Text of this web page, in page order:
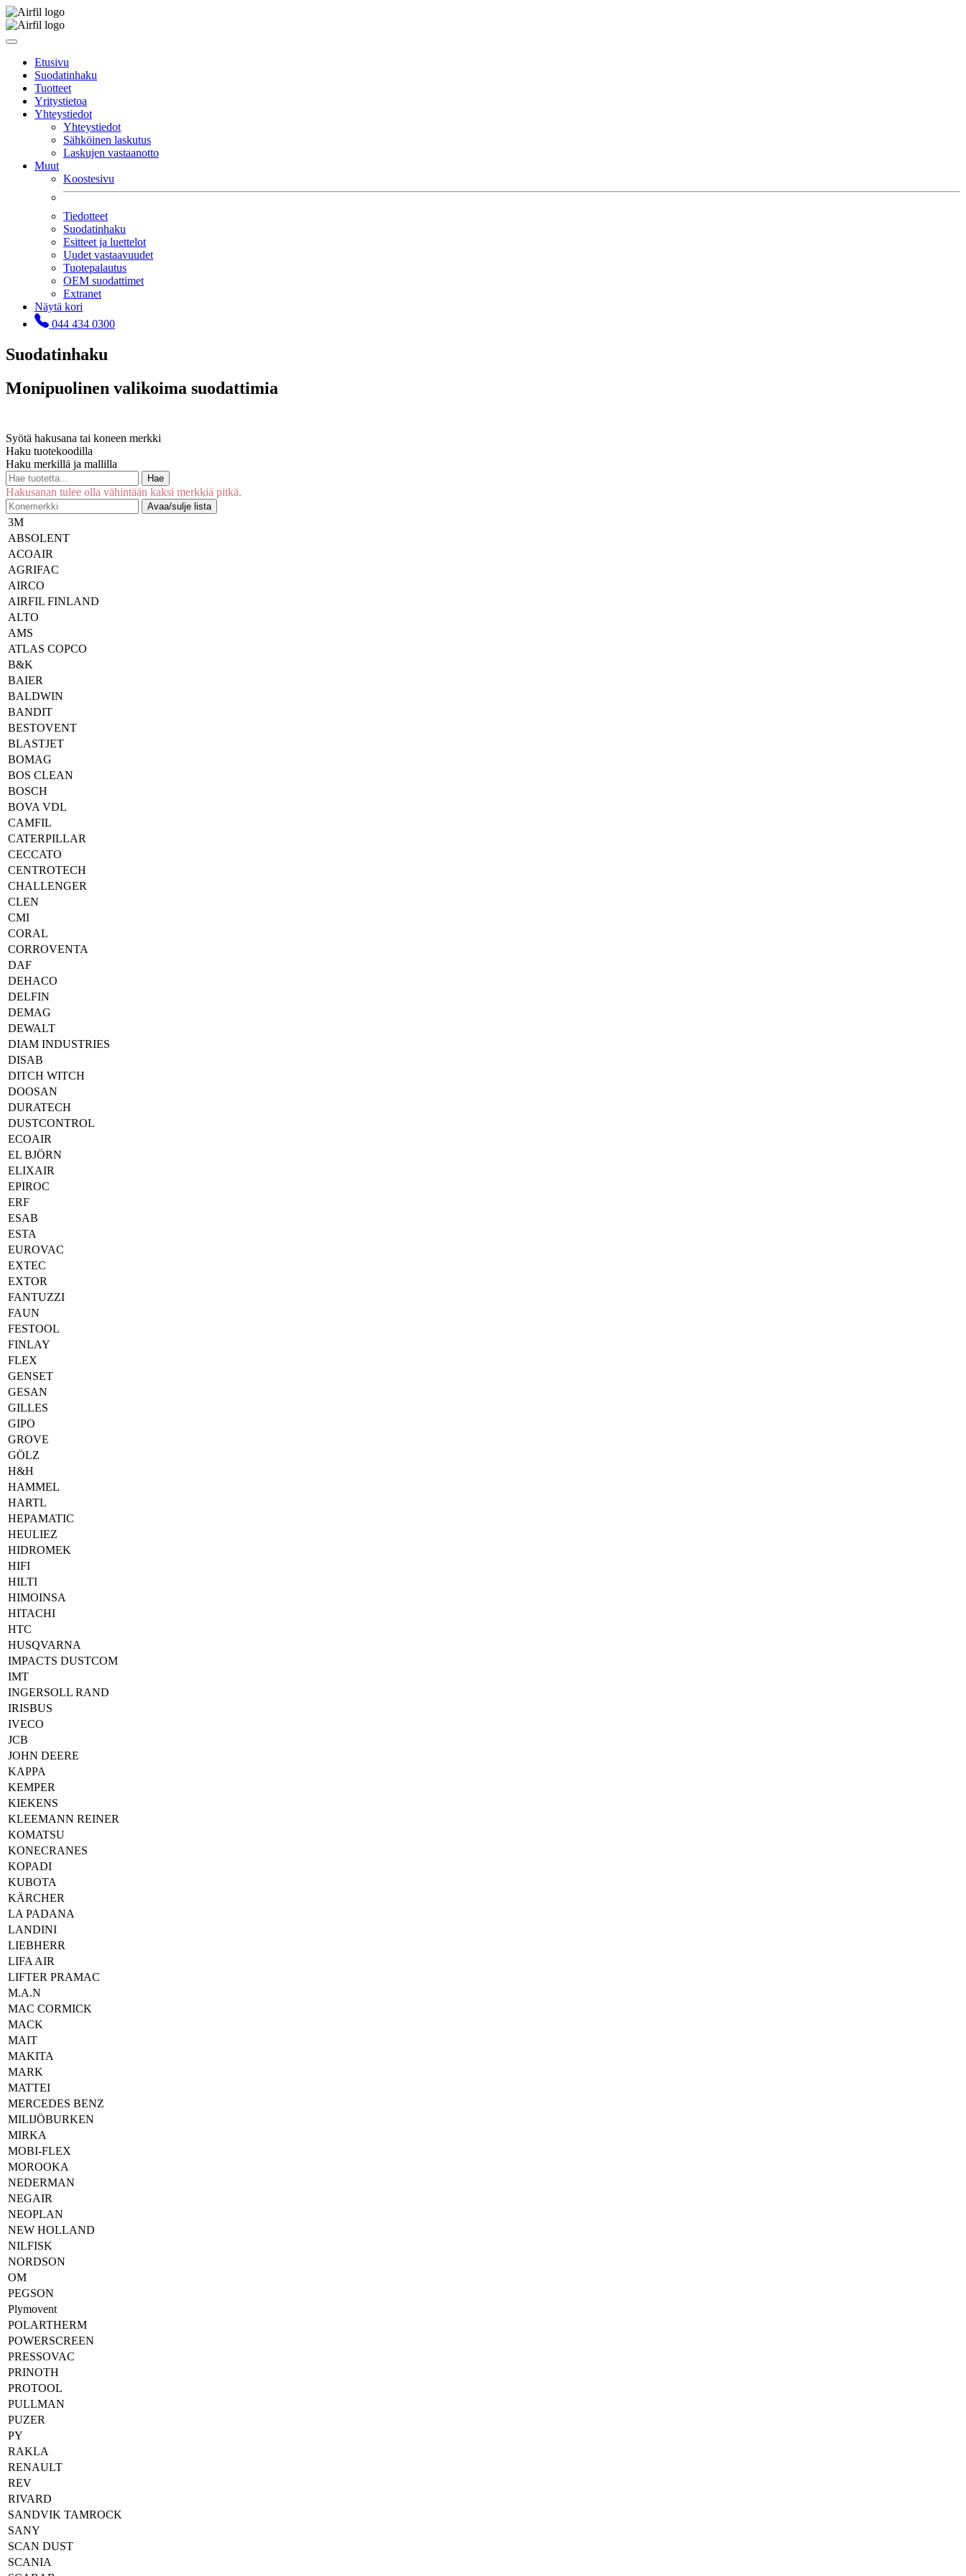
Etusivu
Suodatinhaku
Tuotteet
Yritystietoa
Yhteystiedot
Yhteystiedot
Sähköinen laskutus
Laskujen vastaanotto
Muut
Koostesivu
Tiedotteet
Suodatinhaku
Esitteet ja luettelot
Uudet vastaavuudet
Tuotepalautus
OEM suodattimet
Extranet
Näytä kori
044 434 0300
Suodatinhaku
Monipuolinen valikoima suodattimia
Syötä hakusana tai koneen merkki
Haku tuotekoodilla
Haku merkillä ja mallilla
Hae
Hakusanan tulee olla vähintään kaksi merkkiä pitkä.
Avaa/sulje lista
3M
ABSOLENT
ACOAIR
AGRIFAC
AIRCO
AIRFIL FINLAND
ALTO
AMS
ATLAS COPCO
B&K
BAIER
BALDWIN
BANDIT
BESTOVENT
BLASTJET
BOMAG
BOS CLEAN
BOSCH
BOVA VDL
CAMFIL
CATERPILLAR
CECCATO
CENTROTECH
CHALLENGER
CLEN
CMI
CORAL
CORROVENTA
DAF
DEHACO
DELFIN
DEMAG
DEWALT
DIAM INDUSTRIES
DISAB
DITCH WITCH
DOOSAN
DURATECH
DUSTCONTROL
ECOAIR
EL BJÖRN
ELIXAIR
EPIROC
ERF
ESAB
ESTA
EUROVAC
EXTEC
EXTOR
FANTUZZI
FAUN
FESTOOL
FINLAY
FLEX
GENSET
GESAN
GILLES
GIPO
GROVE
GÖLZ
H&H
HAMMEL
HARTL
HEPAMATIC
HEULIEZ
HIDROMEK
HIFI
HILTI
HIMOINSA
HITACHI
HTC
HUSQVARNA
IMPACTS DUSTCOM
IMT
INGERSOLL RAND
IRISBUS
IVECO
JCB
JOHN DEERE
KAPPA
KEMPER
KIEKENS
KLEEMANN REINER
KOMATSU
KONECRANES
KOPADI
KUBOTA
KÄRCHER
LA PADANA
LANDINI
LIEBHERR
LIFA AIR
LIFTER PRAMAC
M.A.N
MAC CORMICK
MACK
MAIT
MAKITA
MARK
MATTEI
MERCEDES BENZ
MILIJÖBURKEN
MIRKA
MOBI-FLEX
MOROOKA
NEDERMAN
NEGAIR
NEOPLAN
NEW HOLLAND
NILFISK
NORDSON
OM
PEGSON
Plymovent
POLARTHERM
POWERSCREEN
PRESSOVAC
PRINOTH
PROTOOL
PULLMAN
PUZER
PY
RAKLA
RENAULT
REV
RIVARD
SANDVIK TAMROCK
SANY
SCAN DUST
SCANIA